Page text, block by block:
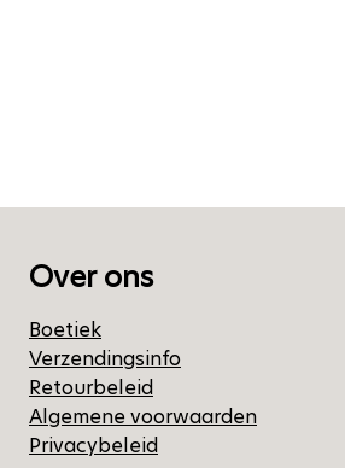
Over ons
Boetiek
Verzendingsinfo
Retourbeleid
Algemene voorwaarden
Privacybeleid